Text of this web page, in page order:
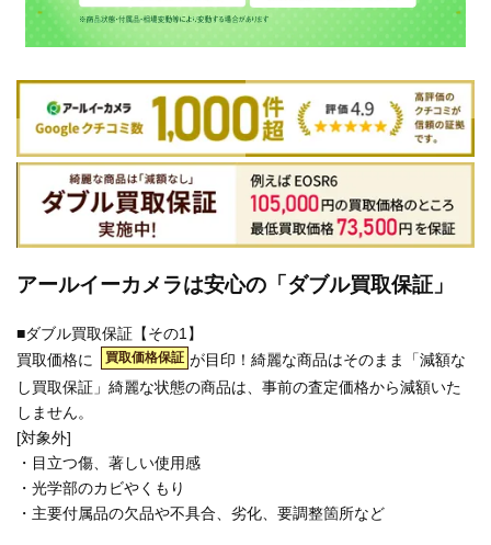
アールイーカメラは安心の「ダブル買取保証」
■ダブル買取保証【その1】
買取価格に
買取価格保証 が目印！綺麗な商品はそのまま「減額な
し買取保証」綺麗な状態の商品は、事前の査定価格から減額いた
しません。
[対象外]
・目立つ傷、著しい使用感
・光学部のカビやくもり
・主要付属品の欠品や不具合、劣化、要調整箇所など